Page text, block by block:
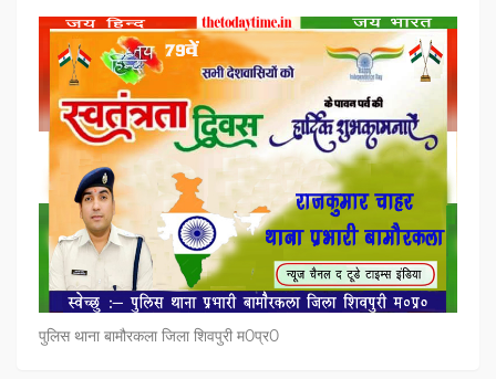
पुलिस थाना बामौरकला जिला शिवपुरी म0प्र0